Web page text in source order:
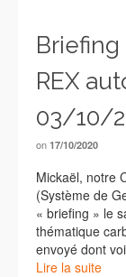
REX
03/10/
on 17/10/2020
Mickaël, notre
(Système de
« briefing » le
thématique
envoyé dont
Lire la suite